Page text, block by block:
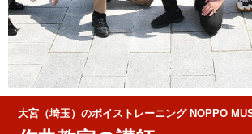
大宮（埼玉）のボイストレーニング NOPPO